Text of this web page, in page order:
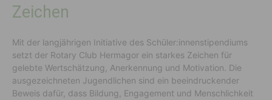
Zeichen
Mit der langjährigen Initiative des Schüler:innenstipendiums
setzt der Rotary Club Hermagor ein starkes Zeichen für
gelebte Wertschätzung, Anerkennung und Motivation. Die
ausgezeichneten Jugendlichen sind ein beeindruckender
Beweis dafür, dass Bildung, Engagement und Menschlichkeit